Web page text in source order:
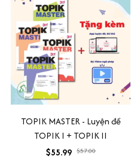
TOPIK MASTER - Luyện đề
TOPIK I + TOPIK II
$55.99 $57.00